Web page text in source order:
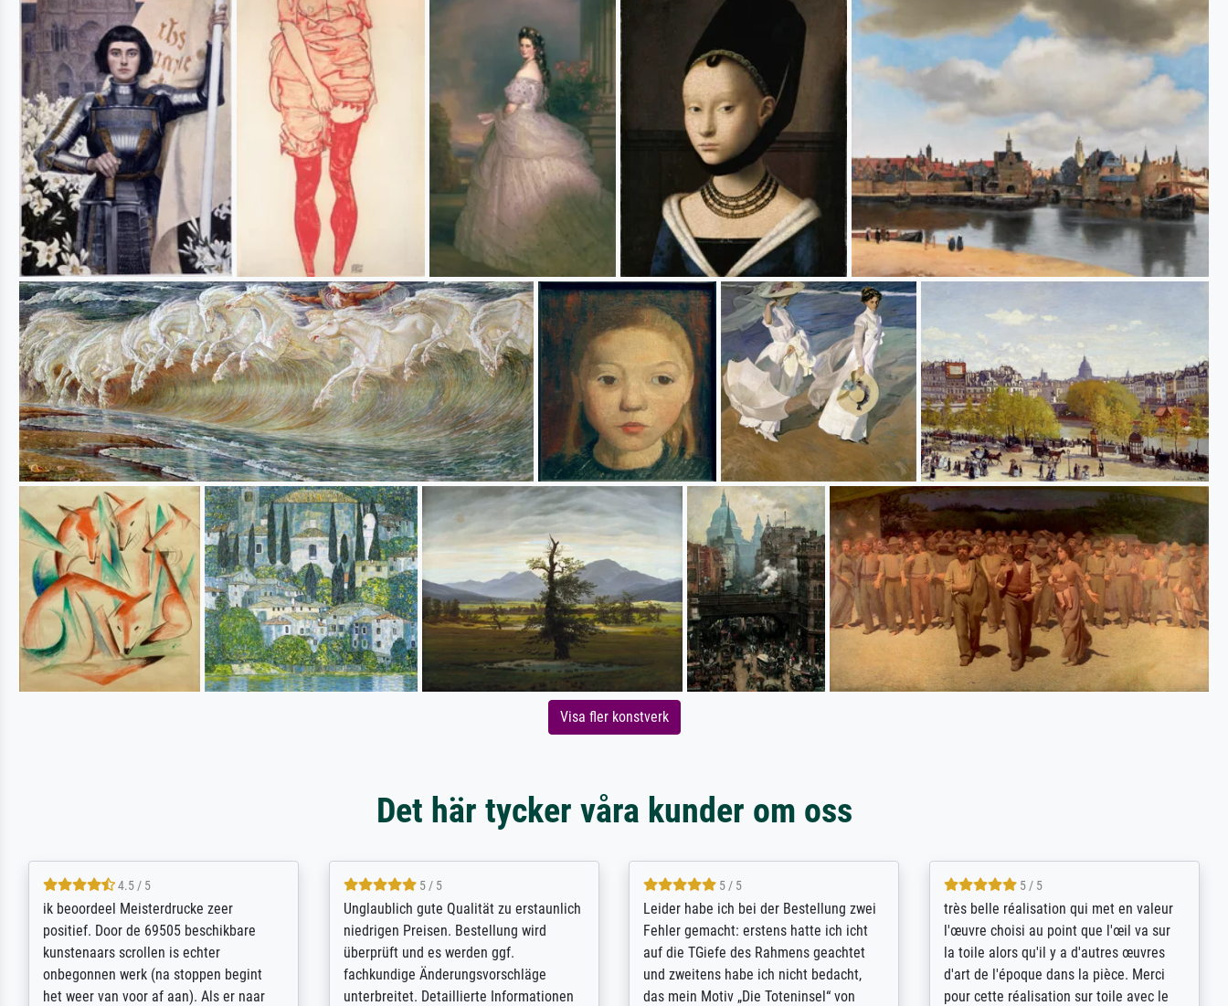
Visa fler konstverk
Det här tycker våra kunder om oss
5 / 5
Die Zufriedenheit ist auch nicht dadurch
getrübt, dass das Bild entgegen einer
angegebenen Lieferanschrift (sollte
eine Überraschung für die normannische
Ehefrau sein zum Hochzeits- gleichzeitig
5 / 5
Excellent / Highly recommended. The
selection, ordering and payment process
were easy, shipping was efficient and
the item itself exceeds expectations. I
am based in the UK and found the site
5 / 5
The team at Meisterdrucke strives to
meet its clients demands, and provides
expert advice on how to obtain the best
results for the prints requested by the
client. The company has a vast
5 / 5
eine große Auswahl an Bildern und
deren Reproduktionsmöglichkeiten;
wurde sehr gut durch die einzelnen
Bestellkriterien geführt, verständliche
Erklärungen, z.B. mit Bilddarstellungen,